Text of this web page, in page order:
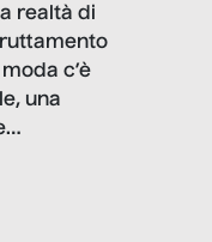
realtà di
c’è
una